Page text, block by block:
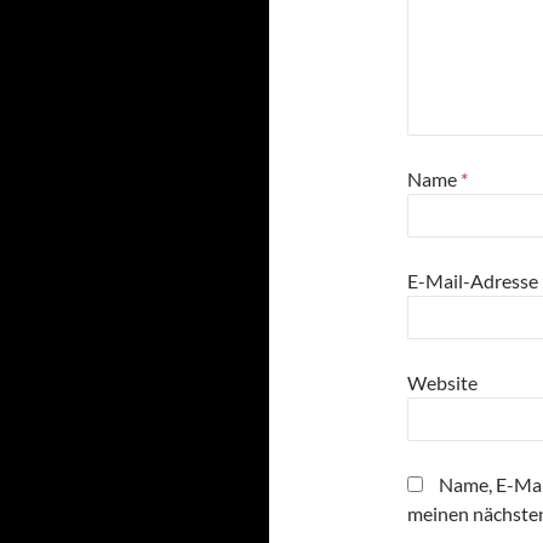
Name *
E-Mail-Adresse
Website
Name, E-
meinen